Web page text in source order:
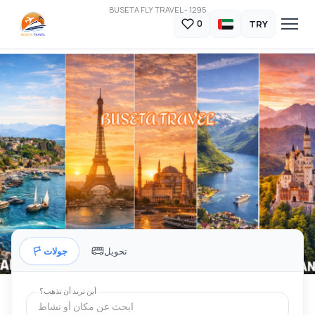
BUSETA FLY TRAVEL - 1295
0 TRY
جولات تحويل
أين تريد أن تذهب؟
ابحث عن مكان أو نشاط